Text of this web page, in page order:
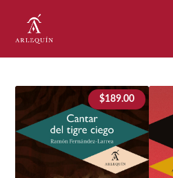
$189.00